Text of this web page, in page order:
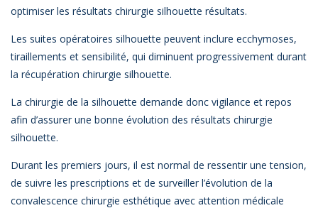
optimiser les résultats chirurgie silhouette résultats.
Les suites opératoires silhouette peuvent inclure ecchymoses,
tiraillements et sensibilité, qui diminuent progressivement durant
la récupération chirurgie silhouette.
La chirurgie de la silhouette demande donc vigilance et repos
afin d’assurer une bonne évolution des résultats chirurgie
silhouette.
Durant les premiers jours, il est normal de ressentir une tension,
de suivre les prescriptions et de surveiller l’évolution de la
convalescence chirurgie esthétique avec attention médicale